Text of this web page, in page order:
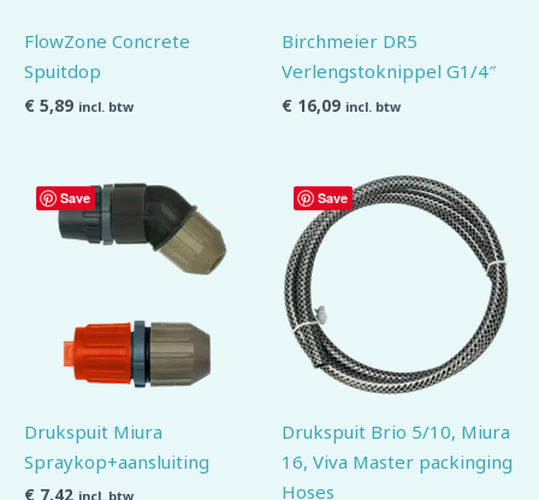
FlowZone Concrete
Spuitdop
€ 5,89 incl. btw
Birchmeier DR5
Verlengstoknippel G1/4″
€ 16,09 incl. btw
Save
Drukspuit Miura
Spraykop+aansluiting
€ 7,42 incl. btw
Save
Drukspuit Brio 5/10, Miura
16, Viva Master packinging
Hoses